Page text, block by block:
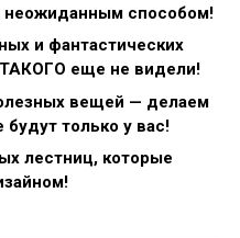
неожиданным способом!
и фантастических
еще не видели!
вещей — делаем
только у вас!
лестниц, которые